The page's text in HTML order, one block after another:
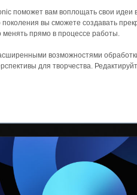
поможет вам воплощать свои идеи
поколения вы сможете создавать
прямо в процессе работы.
возможностями
для творчества.